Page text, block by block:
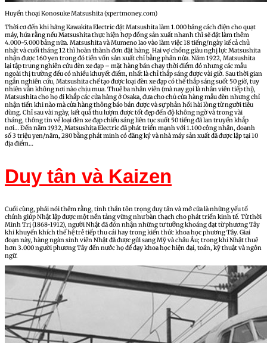
Huyền thoại Konosuke Matsushita (xpertmoney.com)
Thời cơ đến khi hãng Kawakita Electric đặt Matsushita làm 1.000 bảng cách điện cho quạt
máy, hứa rằng nếu Matsushita thực hiện hợp đồng sản xuất nhanh thì sẽ đặt làm thêm
4.000-5.000 bảng nữa. Matsushita và Mumeno lao vào làm việc 18 tiếng/ngày kể cả chủ
nhật và cuối tháng 12 thì hoàn thành đơn đặt hàng. Hai vợ chồng giàu nghị lực Matsushita
nhận được 160 yen trong đó tiền vốn sản xuất chỉ bằng phân nửa. Năm 1922, Matsushita
lại tập trung nghiên cứu đèn xe đạp – mặt hàng bán chạy thời điểm đó nhưng các mẫu
ngoài thị trường đều có nhiều khuyết điểm, nhất là chỉ thắp sáng được vài giờ. Sau thời gian
ngắn nghiên cứu, Matsushita chế tạo được loại đèn xe đạp có thể thắp sáng suốt 50 giờ, tuy
nhiên vẫn không nơi nào chịu mua. Thuê ba nhân viên (mà nay gọi là nhân viên tiếp thị),
Matsushita cho họ đi khắp các cửa hàng ở Osaka, đưa cho chủ cửa hàng mẫu đèn nhưng chỉ
nhận tiền khi nào mà cửa hàng thông báo bán được và sự phản hồi hài lòng từ người tiêu
dùng. Chỉ sau vài ngày, kết quả thu lượm được tốt đẹp đến độ không ngờ và trong vài
tháng, thông tin về loại đèn xe đạp chiếu sáng liên tục suốt 50 tiếng đã lan truyền khắp
nơi… Đến năm 1932, Matsushita Electric đã phát triển mạnh với 1.100 công nhân, doanh
số 3 triệu yen/năm, 280 bằng phát minh có đăng ký và nhà máy sản xuất đã được lập tại 10
địa điểm…
Duy tân và Kaizen
Cuối cùng, phải nói thêm rằng, tinh thần tôn trọng duy tân và mở cửa là những yếu tố
chính giúp Nhật lập được một nền tảng vững như bàn thạch cho phát triển kinh tế. Từ thời
Minh Trị (1868-1912), người Nhật đã đón nhận những tư tưởng khoáng đạt từ phương Tây
khi khuyến khích thế hệ trẻ tiếp thu cái hay trong kiến thức khoa học phương Tây. Giai
đoạn này, hàng ngàn sinh viên Nhật đã được gửi sang Mỹ và châu Âu; trong khi Nhật thuê
hơn 3.000 người phương Tây đến nước họ để dạy khoa học hiện đại, toán, kỹ thuật và ngôn
ngữ.